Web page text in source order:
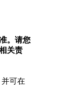
。请您
关责
可在